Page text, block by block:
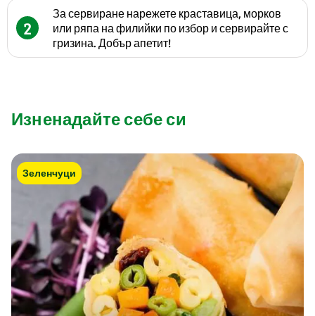
2
За сервиране нарежете краставица, морков
или ряпа на филийки по избор и сервирайте с
гризина. Добър апетит!
Изненадайте себе си
Зеленчуци